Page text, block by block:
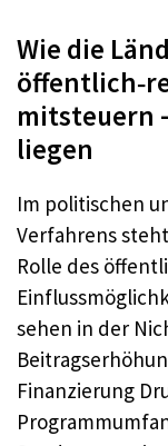
Wie die
mitsteuern
liegen
Im politischen
Verfahrens
Rolle des
sehen in der
Finanzierung